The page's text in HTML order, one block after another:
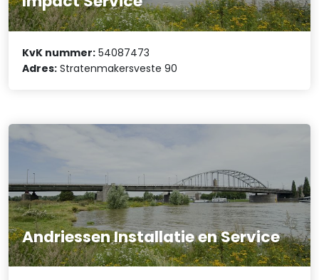
KvK nummer: 54087473
Adres: Stratenmakersveste 90
Andriessen Installatie en Service